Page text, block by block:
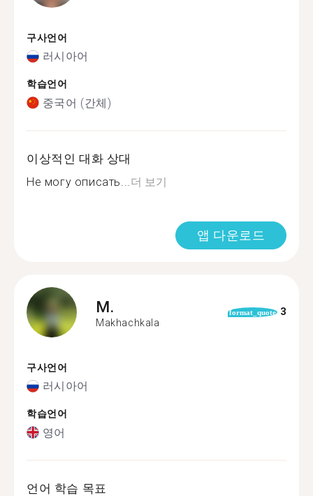
구사언어
러시아어
학습언어
중국어 (간체)
이상적인 대화 상대
Не могу описать... 더 보기
앱 다운로드
M.
Makhachkala
format_quote 3
구사언어
러시아어
학습언어
영어
언어 학습 목표